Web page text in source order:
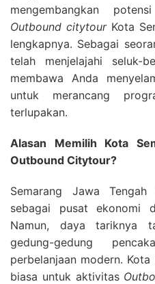
mengembangkan
Outbound citytourKota
lengkapnya. Sebagai
telah menjelajahi
membawa Anda
untuk merancang
terlupakan.
Alasan Memilih Kota
Outbound Citytour?
Semarang Jawa
sebagai pusat ekonomi
Namun, daya tariknya
gedung-gedung
perbelanjaan modern.
biasa untuk aktivitas